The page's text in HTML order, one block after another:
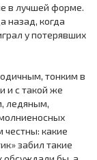
в лучшей форме.
назад, когда
у потерявших
тонким в
и с такой же
ледяным,
какие
забил такие